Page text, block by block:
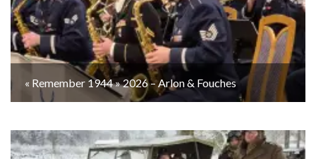
« Remember 1944 » 2026 – Arlon & Fouches